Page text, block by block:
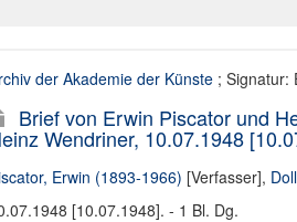
der Akademie der Künste; Signatur:
Brief von Erwin Piscator und
Wendriner, 10.07.1948
Erwin (1893-1966) [Verfasser],
[10.07.1948]. - 1 Bl. Dg.